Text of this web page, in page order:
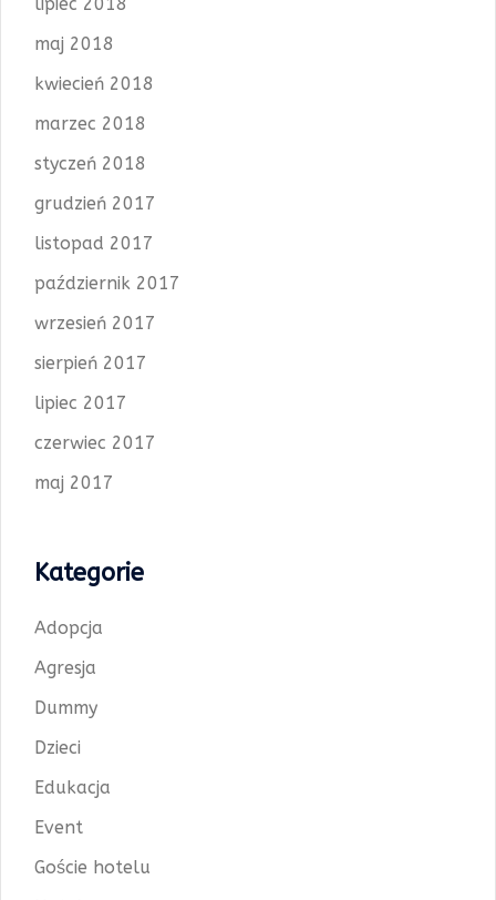
maj 2018
kwiecień 2018
marzec 2018
styczeń 2018
grudzień 2017
listopad 2017
październik 2017
wrzesień 2017
sierpień 2017
lipiec 2017
czerwiec 2017
maj 2017
Kategorie
Adopcja
Agresja
Dummy
Dzieci
Edukacja
Event
Goście hotelu